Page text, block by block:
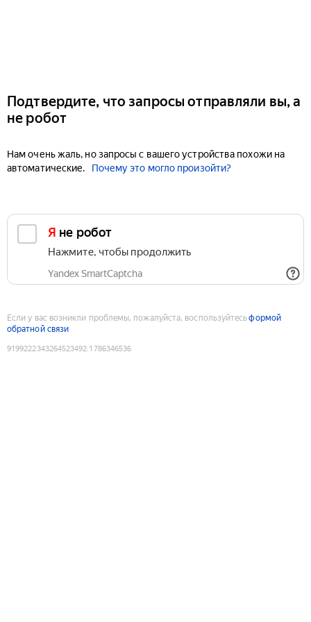
Подтвердите, что запросы отправляли вы, а
не робот
Нам очень жаль, но запросы с вашего устройства похожи на
автоматические.
Почему это могло произойти?
Я не робот
Нажмите, чтобы продолжить
Yandex SmartCaptcha
Если у вас возникли проблемы, пожалуйста, воспользуйтесьформой
обратной связи
9199222343264523492:1786346536